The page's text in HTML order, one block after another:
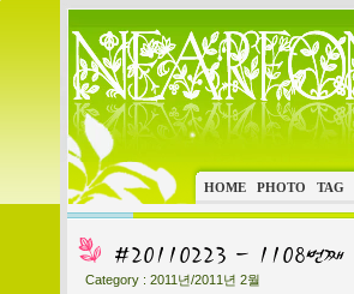
HOME PHOTO TAG
Category : 2011년/2011년 2월